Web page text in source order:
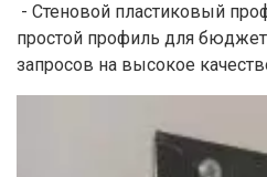
- Стеновой пластиковый
простой профиль для
запросов на высокое